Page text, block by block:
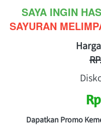
SAYA INGIN
SAYURAN
Dapatkan Promo